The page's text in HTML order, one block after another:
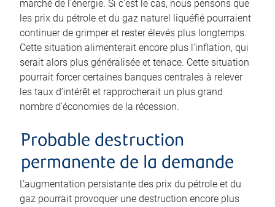
marché de l’énergie. Si c’est le cas, nous pensons que
les prix du pétrole et du gaz naturel liquéfié pourraient
continuer de grimper et rester élevés plus longtemps.
Cette situation alimenterait encore plus l’inflation, qui
serait alors plus généralisée et tenace. Cette situation
pourrait forcer certaines banques centrales à relever
les taux d’intérêt et rapprocherait un plus grand
nombre d’économies de la récession.
Probable destruction
permanente de la demande
L’augmentation persistante des prix du pétrole et du
gaz pourrait provoquer une destruction encore plus